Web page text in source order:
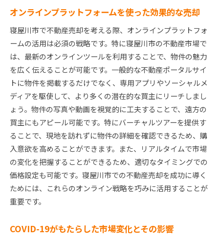
オンラインプラットフォームを使った効果的な売却
寝屋川市で不動産売却を考える際、オンラインプラットフォ
ームの活用は必須の戦略です。特に寝屋川市の不動産市場で
は、最新のオンラインツールを利用することで、物件の魅力
を広く伝えることが可能です。一般的な不動産ポータルサイ
トに物件を掲載するだけでなく、専用アプリやソーシャルメ
ディアを駆使して、より多くの潜在的な買主にリーチしまし
ょう。物件の写真や動画を視覚的に工夫することで、遠方の
買主にもアピール可能です。特にバーチャルツアーを提供す
ることで、現地を訪れずに物件の詳細を確認できるため、購
入意欲を高めることができます。また、リアルタイムで市場
の変化を把握することができるため、適切なタイミングでの
価格設定も可能です。寝屋川市での不動産売却を成功に導く
ためには、これらのオンライン戦略を巧みに活用することが
重要です。
COVID-19がもたらした市場変化とその影響